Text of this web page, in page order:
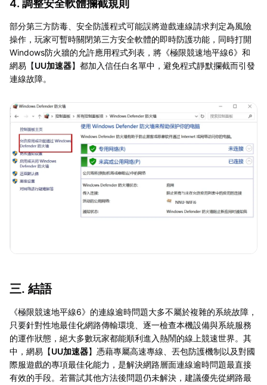
4. 調整安全軟體攔截規則
部分第三方防毒、安全防護程式可能誤將遊戲連線請求判定為風險
操作，玩家可暫時關閉第三方安全軟體的即時防護功能，同時打開
Windows防火牆的允許應用程式列表，將《極限競速地平線6》和
網易【UU加速器】都加入信任白名單中，避免程式靜默攔截而引發
連線故障。
三. 結語
《極限競速地平線6》的連線逾時問題大多不屬於複雜的系統故障，
只要針對性地最佳化網路傳輸環境、逐一檢查本機設備與系統服務
的運作狀態，絕大多數玩家都能順利進入熱鬧的線上競速世界。其
中，網易【UU加速器】憑藉專屬高速專線、丟包防護機制以及對國
際服遊戲的專項最佳化能力，是解決網路層面連線逾時問題最直接
有效的手段。若嘗試其他方法後問題仍未解決，建議優先從網路最